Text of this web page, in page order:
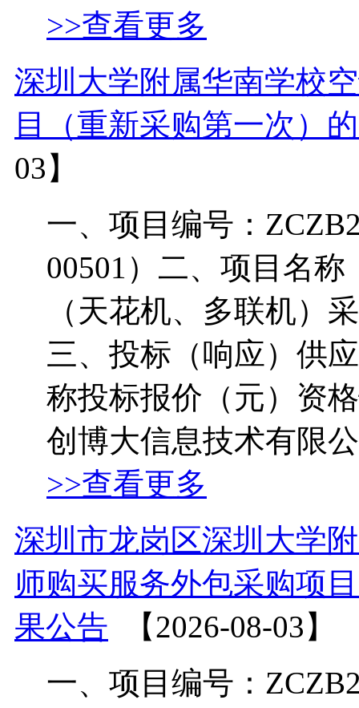
>>查看更多
深圳大学附属华南学校
目（重新采购第一次）
03】
一、项目编号：
00501）二、项目名
（天花机、多联机）
三、投标（响应）供
称投标报价（元）资
创博大信息技术有限
>>查看更多
深圳市龙岗区深圳大学
师购买服务外包采购项
果公告 【2026-08-03】
一、项目编号：